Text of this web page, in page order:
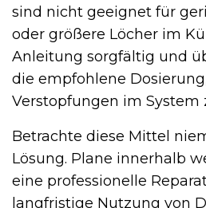
sind nicht geeignet für
oder größere Löcher im
Anleitung sorgfältig und
die empfohlene
Verstopfungen im System
Betrachte diese Mittel
Lösung. Plane innerhalb
eine professionelle
langfristige Nutzung von